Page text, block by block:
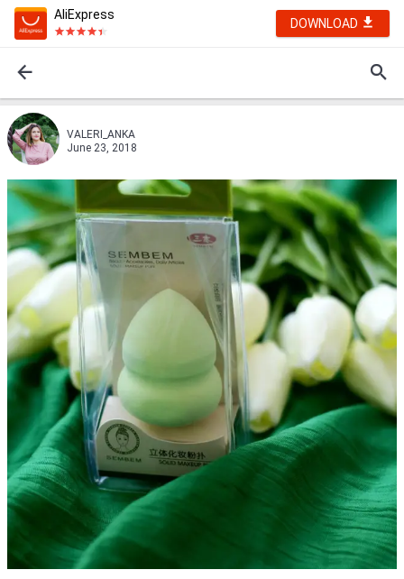
AliExpress
DOWNLOAD
VALERI_ANKA
June 23, 2018